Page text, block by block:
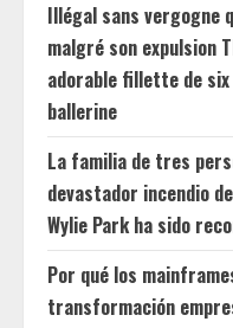
Illégal sans vergogne
malgré son expulsion
adorable fillette de
ballerine
La familia de tres
devastador incendio
Wylie Park ha sido
Por qué los
transformación